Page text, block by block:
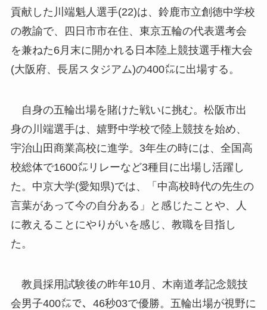
貢献した川端魁人選手(22)は、鈴鹿市立創徳中学校
の教諭で、四日市市在住、東京五輪の代表選考会
を兼ねた6月末に開かれる日本陸上競技選手権大会
(大阪府、長居スタジアム)の400㍍に出場する。
自身の五輪出場を賭けた戦いに挑む。松阪市出
身の川端選手は、嬉野中学校で陸上競技を始め、
宇治山田商業高校に進学。3年生の時には、全国高
校総体で1600㍍リレーなど3種目に出場し活躍し
た。中京大学(愛知県)では、「中高校時代の先生の
言葉があって今の自分ある」と感じたことや、人
に教えることにやりがいを感じ、教職を目指し
た。
教員採用試験後の昨年10月、木南道孝記念競技
会男子400㍍で、46秒03で優勝。五輪出場が視野に